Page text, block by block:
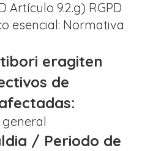
Artículo 9.2.g) RGPD
esencial: Normativa
eragiten
de
/ Periodo de